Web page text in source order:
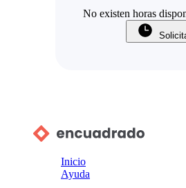
No existen horas
Inicio
Ayuda